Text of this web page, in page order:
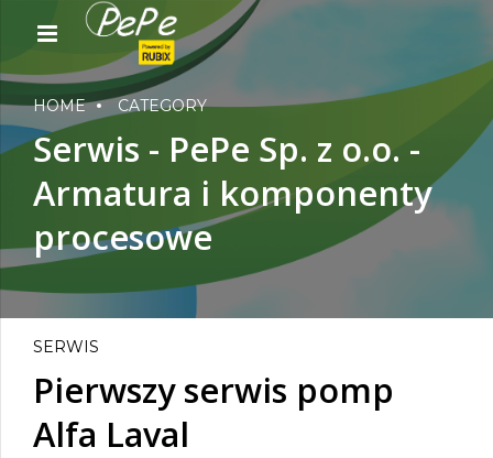
HOME CATEGORY
Serwis - PePe Sp. z o.o. -
Armatura i komponenty
procesowe
SERWIS
Pierwszy serwis pomp
Alfa Laval